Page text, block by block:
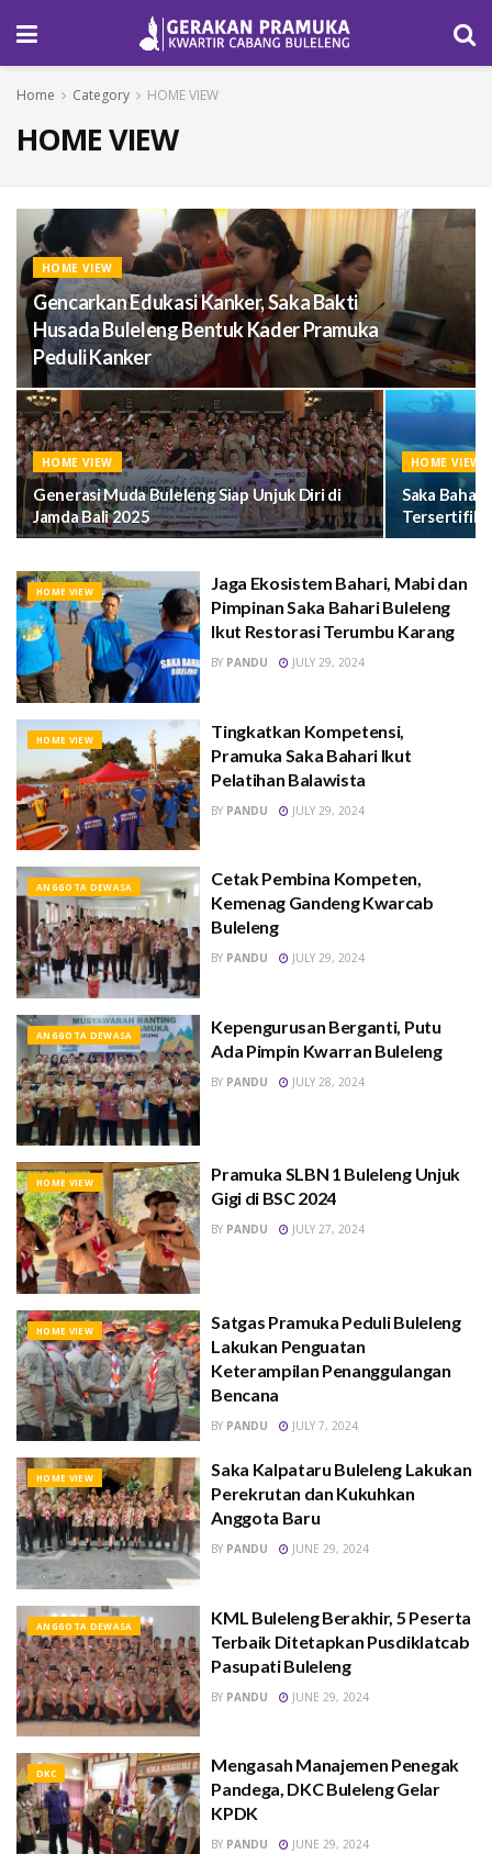
Home Category HOME VIEW
HOME VIEW
HOME VIEW
Gencarkan Edukasi Kanker, Saka Bakti
Husada Buleleng Bentuk Kader Pramuka
Peduli Kanker
HOME VIEW
Generasi Muda Buleleng Siap Unjuk Diri di
Jamda Bali 2025
HOME VIEW
Saka
HOME VIEW
Jaga Ekosistem Bahari, Mabi dan
Pimpinan Saka Bahari Buleleng
Ikut Restorasi Terumbu Karang
BY PANDU JULY 29, 2024
HOME VIEW
Tingkatkan Kompetensi,
Pramuka Saka Bahari Ikut
Pelatihan Balawista
BY PANDU JULY 29, 2024
ANGGOTA DEWASA
Cetak Pembina Kompeten,
Kemenag Gandeng Kwarcab
Buleleng
BY PANDU JULY 29, 2024
ANGGOTA DEWASA
Kepengurusan Berganti, Putu
Ada Pimpin Kwarran Buleleng
BY PANDU JULY 28, 2024
HOME VIEW
Pramuka SLBN 1 Buleleng Unjuk
Gigi di BSC 2024
BY PANDU JULY 27, 2024
HOME VIEW
Satgas Pramuka Peduli Buleleng
Lakukan Penguatan
Keterampilan Penanggulangan
Bencana
BY PANDU JULY 7, 2024
HOME VIEW
Saka Kalpataru Buleleng Lakukan
Perekrutan dan Kukuhkan
Anggota Baru
BY PANDU JUNE 29, 2024
ANGGOTA DEWASA
KML Buleleng Berakhir, 5 Peserta
Terbaik Ditetapkan Pusdiklatcab
Pasupati Buleleng
BY PANDU JUNE 29, 2024
DKC
Mengasah Manajemen Penegak
Pandega, DKC Buleleng Gelar
KPDK
BY PANDU JUNE 29, 2024